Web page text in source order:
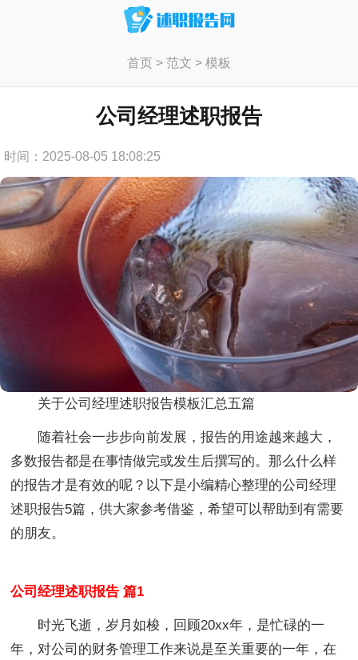
首页> 范文 > 模板
公司经理述职报告
时间：2025-08-05 18:08:25
关于公司经理述职报告模板汇总五篇
随着社会一步步向前发展，报告的用途越来越大，
多数报告都是在事情做完或发生后撰写的。那么什么样
的报告才是有效的呢？以下是小编精心整理的公司经理
述职报告5篇，供大家参考借鉴，希望可以帮助到有需要
的朋友。
公司经理述职报告 篇1
时光飞逝，岁月如梭，回顾20xx年，是忙碌的一
年，对公司的财务管理工作来说是至关重要的一年，在